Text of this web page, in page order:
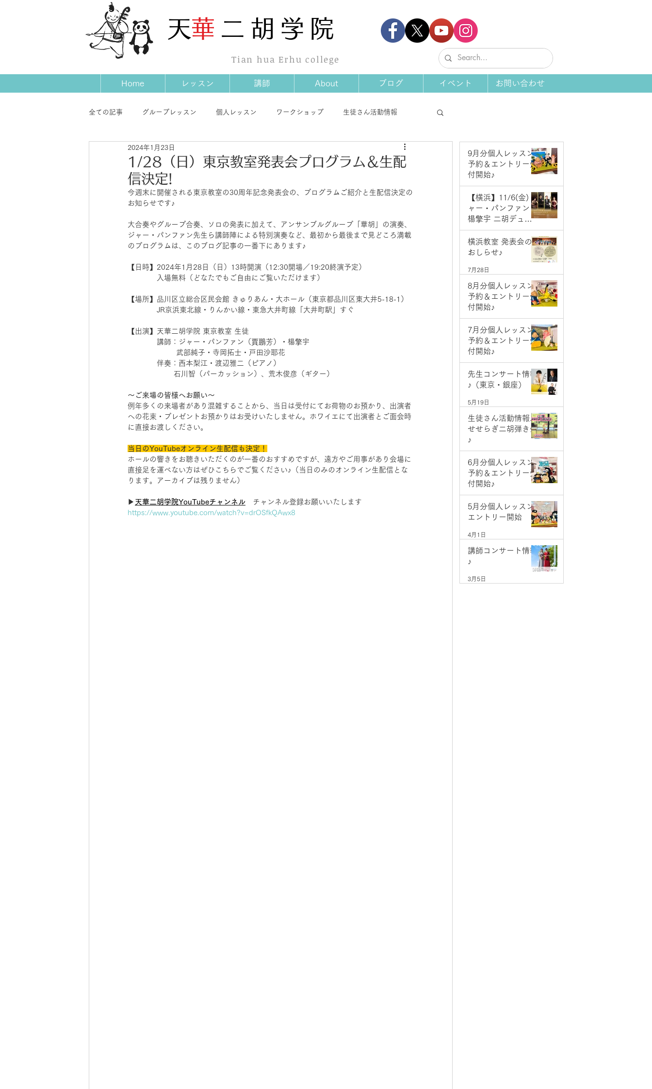
​天華 二胡学院
Tian hua Erhu college
Home レッスン 講師 About ブログ イベント お問い合わせ
全ての記事 グループレッスン 個人レッスン ワークショップ 生徒さん活動情報
発表会 コンサート
1/28（日）東京教室発表会プログラム＆生配
信決定!
2024年1月23日
今週末に開催される東京教室の30周年記念発表会の、プログラムご紹介と生配信決定の
お知らせです♪
大合奏やグループ合奏、ソロの発表に加えて、アンサンブルグループ「華胡」の演奏、
ジャー・パンファン先生ら講師陣による特別演奏など、最初から最後まで見どころ満載
のプログラムは、このブログ記事の一番下にあります♪
【日時】2024年1月28日（日）13時開演（12:30開場／19:20終演予定）
入場無料（どなたでもご自由にご覧いただけます）
【場所】品川区立総合区民会館 きゅりあん・大ホール（東京都品川区東大井5-18-1）
	　 JR京浜東北線・りんかい線・東急大井町線「大井町駅」すぐ
【出演】天華二胡学院 東京教室 生徒
講師：ジャー・パンファン（賈鵬芳）・楊擎宇
武部純子・寺岡拓士・戸田沙耶花
伴奏：西本梨江・渡辺雅二（ピアノ）
		　石川智（パーカッション）、荒木俊彦（ギター）
〜ご来場の皆様へお願い〜
例年多くの来場者があり混雑することから、当日は受付にてお荷物のお預かり、出演者
への花束・プレゼントお預かりはお受けいたしません。ホワイエにて出演者とご面会時
に直接お渡しください。
当日のYouTubeオンライン生配信も決定！
ホールの響きをお聴きいただくのが一番のおすすめですが、遠方やご用事があり会場に
直接足を運べない方はぜひこちらでご覧ください♪（当日のみのオンライン生配信とな
ります。アーカイブは残りません）
▶︎ 天華二胡学院YouTubeチャンネル チャンネル登録お願いいたします
https://www.youtube.com/watch?v=drOSfkQAwx8
9月分個人レッスン
予約＆エントリー受
付開始♪
【横浜】11/6(金) ジ
ャー・パンファン＆
楊擎宇 二胡デュオ
コンサート
横浜教室 発表会の
おしらせ♪
7月28日
8月分個人レッスン
予約＆エントリー受
付開始♪
7月分個人レッスン
予約＆エントリー受
付開始♪
先生コンサート情報
♪（東京・銀座）
5月19日
生徒さん活動情報♪
せせらぎ二胡弾き会
♪
6月分個人レッスン
予約＆エントリー受
付開始♪
5月分個人レッスン
エントリー開始
4月1日
講師コンサート情報
♪
3月5日